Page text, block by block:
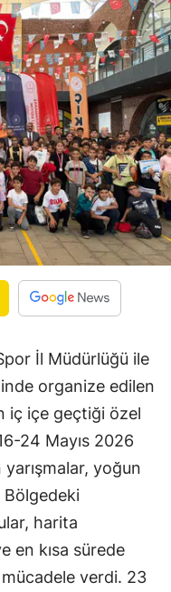
İl Müdürlüğü ile
organize edilen
iç içe geçtiği özel
24 Mayıs 2026
yoğun
Bölgedeki
harita
en kısa sürede
mücadele verdi. 23